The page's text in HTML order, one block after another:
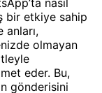
nasıl
bir etkiye sahip
olmayan
eder. Bu,
gönderisini